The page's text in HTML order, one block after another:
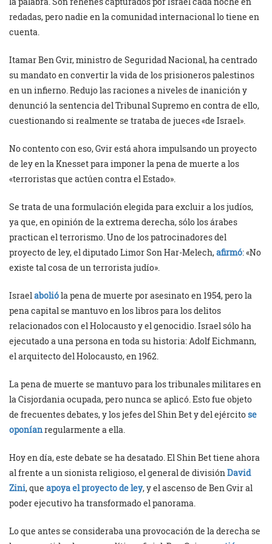
redadas, pero nadie en la comunidad internacional lo tiene en
cuenta.
Itamar Ben Gvir, ministro de Seguridad Nacional, ha centrado
su mandato en convertir la vida de los prisioneros palestinos
en un infierno. Redujo las raciones a niveles de inanición y
denunció la sentencia del Tribunal Supremo en contra de ello,
cuestionando si realmente se trataba de jueces «de Israel».
No contento con eso, Gvir está ahora impulsando un proyecto
de ley en la Knesset para imponer la pena de muerte a los
«terroristas que actúen contra el Estado».
Se trata de una formulación elegida para excluir a los judíos,
ya que, en opinión de la extrema derecha, sólo los árabes
practican el terrorismo. Uno de los patrocinadores del
proyecto de ley, el diputado Limor Son Har-Melech,afirmó: «No
existe tal cosa de un terrorista judío».
Israelabolióla pena de muerte por asesinato en 1954, pero la
pena capital se mantuvo en los libros para los delitos
relacionados con el Holocausto y el genocidio. Israel sólo ha
ejecutado a una persona en toda su historia: Adolf Eichmann,
el arquitecto del Holocausto, en 1962.
La pena de muerte se mantuvo para los tribunales militares en
la Cisjordania ocupada, pero nunca se aplicó. Esto fue objeto
de frecuentes debates, y los jefes del Shin Bet y del ejército se
oponíanregularmente a ella.
Hoy en día, este debate se ha desatado. El Shin Bet tiene ahora
al frente a un sionista religioso, el general de divisiónDavid
Zini, que apoya el proyecto de ley, y el ascenso de Ben Gvir al
poder ejecutivo ha transformado el panorama.
Lo que antes se consideraba una provocación de la derecha se